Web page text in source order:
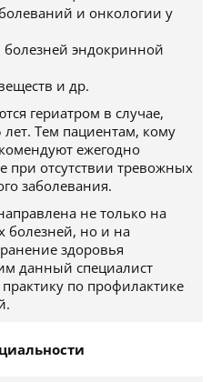
и онкологии у
болезней эндокринной
и др.
гериатром в случае,
Тем пациентам, кому
ежегодно
при отсутствии тревожных
заболевания.
не только на
болезней, но и на
здоровья
данный специалист
по профилактике